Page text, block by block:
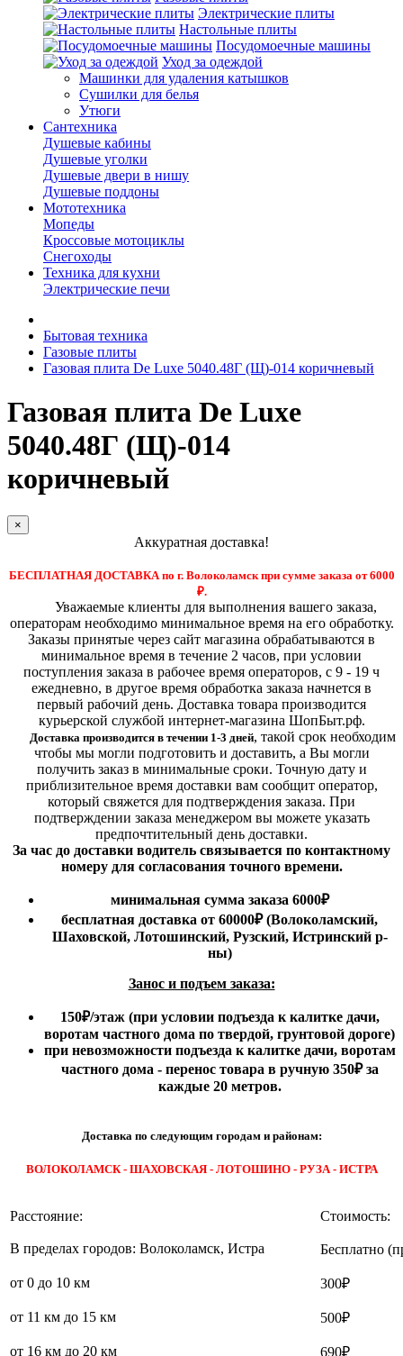
Электрические плиты
Настольные плиты
Посудомоечные машины
Уход за одеждой
Машинки для удаления катышков
Сушилки для белья
Утюги
Сантехника
Душевые кабины
Душевые уголки
Душевые двери в нишу
Душевые поддоны
Мототехника
Мопеды
Кроссовые мотоциклы
Снегоходы
Техника для кухни
Электрические печи
Бытовая техника
Газовые плиты
Газовая плита De Luxe 5040.48Г (Щ)-014 коричневый
Газовая плита De Luxe
5040.48Г (Щ)-014
коричневый
×
Аккуратная доставка!
БЕСПЛАТНАЯ ДОСТАВКА по г. Волоколамск при сумме заказа от 6000
₽.
Уважаемые клиенты для выполнения вашего заказа,
операторам необходимо минимальное время на его обработку.
Заказы принятые через сайт магазина обрабатываются в
минимальное время в течение 2 часов, при условии
поступления заказа в рабочее время операторов, с 9 - 19 ч
ежедневно, в другое время обработка заказа начнется в
первый рабочий день. Доставка товара производится
курьерской службой интернет-магазина ШопБыт.рф.
Доставка производится в течении 1-3 дней, такой срок необходим
чтобы мы могли подготовить и доставить, а Вы могли
получить заказ в минимальные сроки. Точную дату и
приблизительное время доставки вам сообщит оператор,
который свяжется для подтверждения заказа. При
подтверждении заказа менеджером вы можете указать
предпочтительный день доставки.
За час до доставки водитель связывается по контактному
номеру для согласования точного времени.
минимальная сумма заказа 6000₽
бесплатная доставка от 60000₽ (Волоколамский,
Шаховской, Лотошинский, Рузский, Истринский р-
ны)
Занос и подъем заказа:
150₽/этаж(при условии подъезда к калитке дачи,
воротам частного дома по твердой, грунтовой дороге)
при невозможности подъезда к калитке дачи, воротам
частного дома - перенос товара в ручную 350₽ за
каждые 20 метров.
Доставка по следующим городам и районам:
ВОЛОКОЛАМСК - ШАХОВСКАЯ - ЛОТОШИНО - РУЗА - ИСТРА
Расстояние: Стоимость:
В пределах городов: Волоколамск, Истра Бесплатно
от 0 до 10 км 300₽
от 11 км до 15 км 500₽
от 16 км до 20 км 690₽